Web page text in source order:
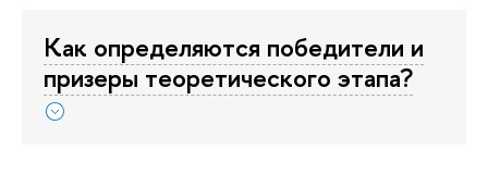
Как определяются победители и
призеры теоретического этапа?